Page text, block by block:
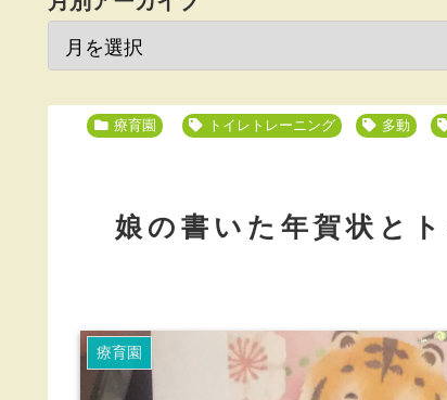
療育園 トイレトレーニング 多動
娘の書いた年賀状と
療育園